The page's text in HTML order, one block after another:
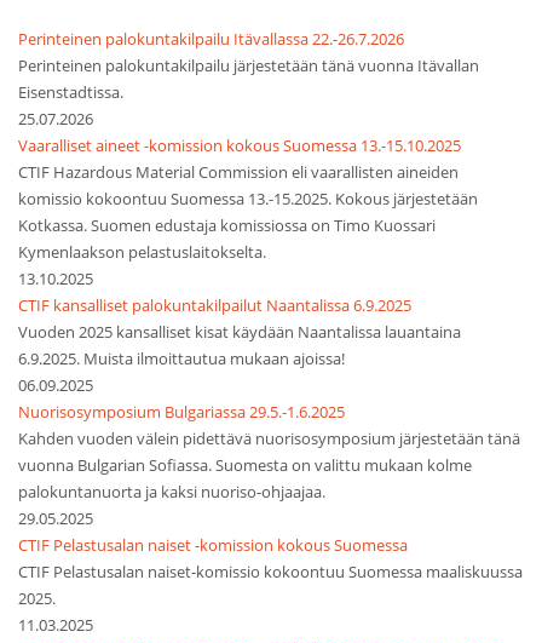
Perinteinen palokuntakilpailu Itävallassa 22.-26.7.2026
Perinteinen palokuntakilpailu järjestetään tänä vuonna Itävallan
Eisenstadtissa.
25.07.2026
Vaaralliset aineet -komission kokous Suomessa 13.-15.10.2025
CTIF Hazardous Material Commission eli vaarallisten aineiden
komissio kokoontuu Suomessa 13.-15.2025. Kokous järjestetään
Kotkassa. Suomen edustaja komissiossa on Timo Kuossari
Kymenlaakson pelastuslaitokselta.
13.10.2025
CTIF kansalliset palokuntakilpailut Naantalissa 6.9.2025
Vuoden 2025 kansalliset kisat käydään Naantalissa lauantaina
6.9.2025. Muista ilmoittautua mukaan ajoissa!
06.09.2025
Nuorisosymposium Bulgariassa 29.5.-1.6.2025
Kahden vuoden välein pidettävä nuorisosymposium järjestetään tänä
vuonna Bulgarian Sofiassa. Suomesta on valittu mukaan kolme
palokuntanuorta ja kaksi nuoriso-ohjaajaa.
29.05.2025
CTIF Pelastusalan naiset -komission kokous Suomessa
CTIF Pelastusalan naiset-komissio kokoontuu Suomessa maaliskuussa
2025.
11.03.2025